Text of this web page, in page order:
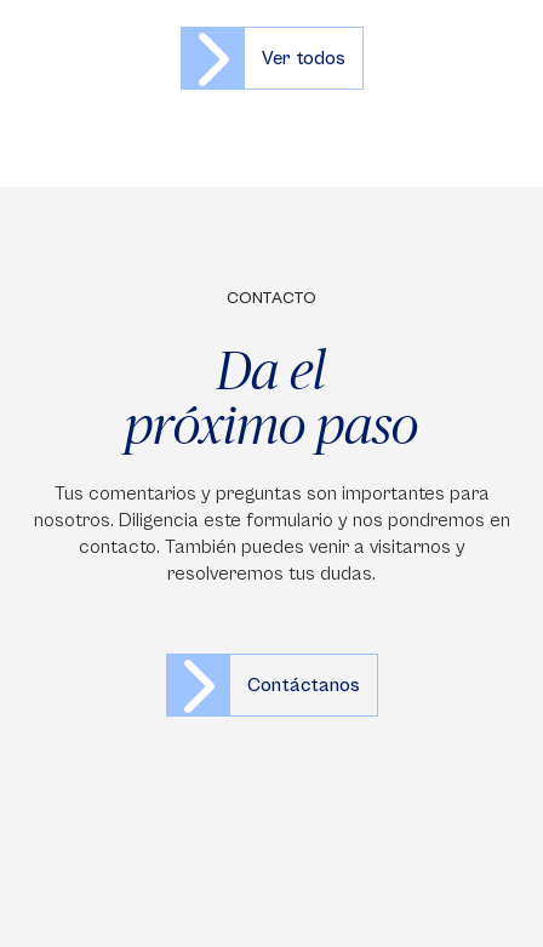
Ver todos
CONTACTO
Da el
próximo paso
Tus comentarios y preguntas son importantes para
nosotros. Diligencia este formulario y nos pondremos en
contacto. También puedes venir a visitarnos y
resolveremos tus dudas.
Contáctanos